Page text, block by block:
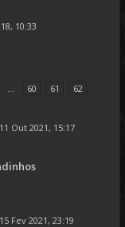
10:33
... 60 61
62
11 Out 2021, 15:17
15 Fev 2021, 23:19